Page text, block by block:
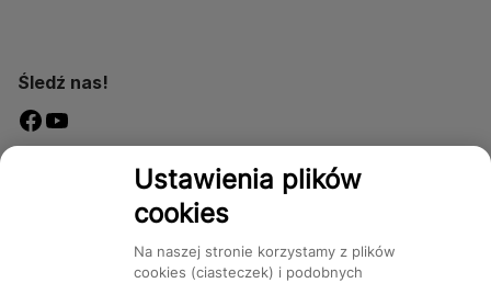
Śledź nas!
DostępnośćUstawienia plików
cookies
Na naszej stronie korzystamy z plików
cookies (ciasteczek) i podobnych